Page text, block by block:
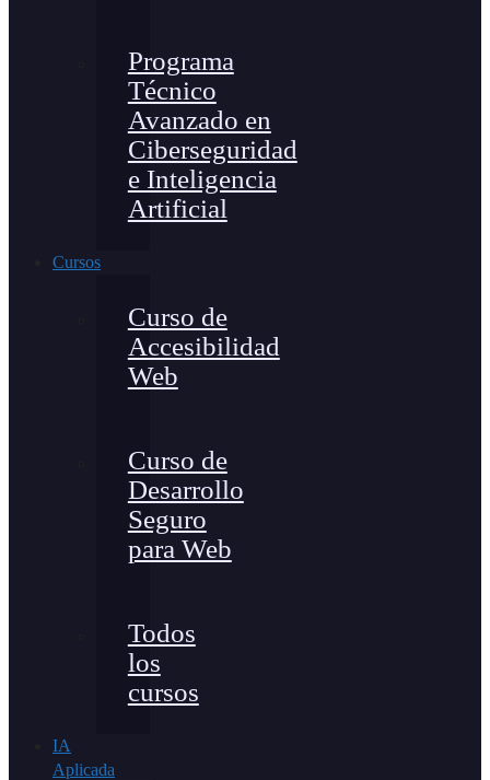
Programa
Técnico
Avanzado en
Ciberseguridad
e Inteligencia
Artificial
Cursos
Curso de
Accesibilidad
Web
Curso de
Desarrollo
Seguro
para Web
Todos
los
cursos
IA
Aplicada